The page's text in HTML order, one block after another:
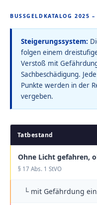
BUSSGELDKATALOG 2025 –
Steigerungssystem:
folgen einem
Verstoß mit
Sachbeschädigung.
Punkte werden in der
vergeben.
Tatbestand
Ohne Licht gefahren,
§ 17 Abs. 1 StVO
└ mit Gefährdung